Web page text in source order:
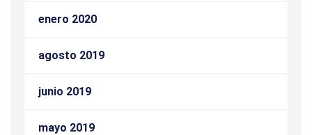
enero 2020
agosto 2019
junio 2019
mayo 2019